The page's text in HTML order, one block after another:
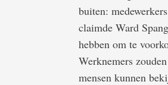
buiten:
claimde Ward
hebben om te
Werknemers
mensen kunnen